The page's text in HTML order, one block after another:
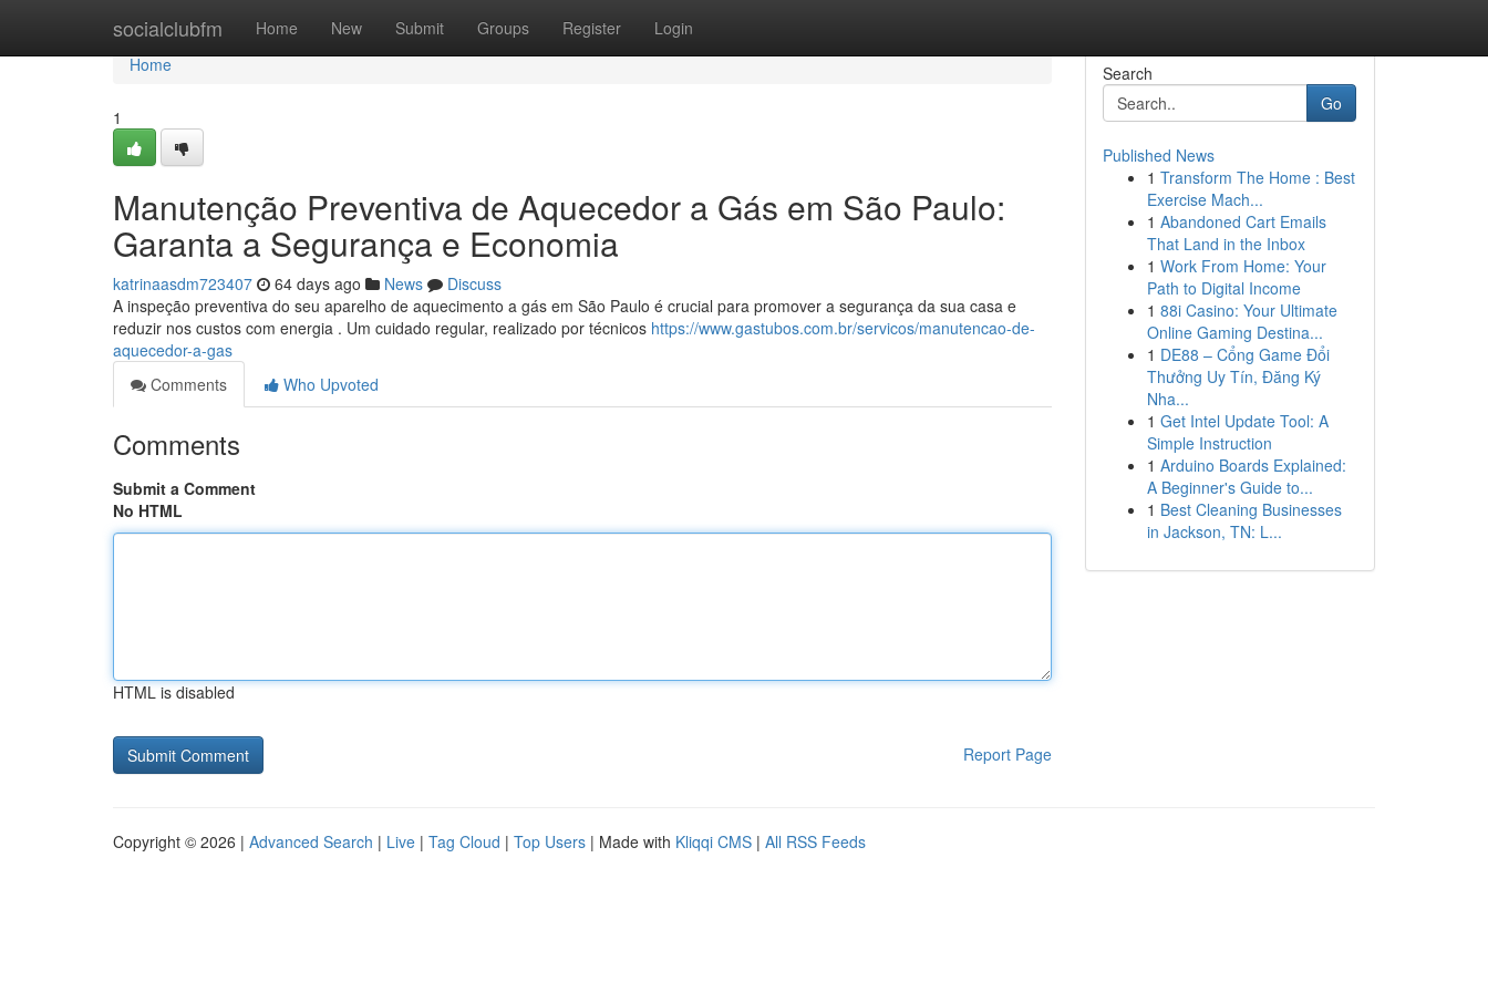
socialclubfm Home New Submit Groups Register Login
Home
Home
1
Manutenção Preventiva de Aquecedor a Gás em São Paulo:
Garanta a Segurança e Economia
katrinaasdm723407 64 days ago News
Discuss
A inspeção preventiva do seu aparelho de aquecimento a gás em São Paulo é crucial para promover a segurança da sua casa e
reduzir nos custos com energia . Um cuidado regular, realizado por técnicos https://www.gastubos.com.br/servicos/manutencao-de-
aquecedor-a-gas
Comments
Who Upvoted
Comments
Submit a Comment
No HTML
HTML is disabled
Report Page
Search
Go
Published News
1 Transform The Home : Best
Exercise Mach...
1 Abandoned Cart Emails
That Land in the Inbox
1 Work From Home: Your
Path to Digital Income
1 88i Casino: Your Ultimate
Online Gaming Destina...
1 DE88 – Cổng Game Đổi
Thưởng Uy Tín, Đăng Ký
Nha...
1 Get Intel Update Tool: A
Simple Instruction
1 Arduino Boards Explained:
A Beginner's Guide to...
1 Best Cleaning Businesses
in Jackson, TN: L...
Copyright © 2026 | Advanced Search | Live | Tag Cloud | Top Users | Made with Kliqqi CMS | All RSS Feeds